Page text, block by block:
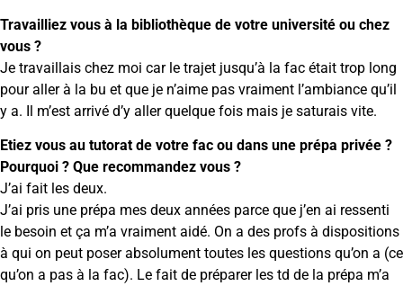
Travailliez vous à la bibliothèque de votre université ou chez
vous ?
Je travaillais chez moi car le trajet jusqu’à la fac était trop long
pour aller à la bu et que je n’aime pas vraiment l’ambiance qu’il
y a. Il m’est arrivé d’y aller quelque fois mais je saturais vite.
Etiez vous au tutorat de votre fac ou dans une prépa privée ?
Pourquoi ? Que recommandez vous ?
J’ai fait les deux.
J’ai pris une prépa mes deux années parce que j’en ai ressenti
le besoin et ça m’a vraiment aidé. On a des profs à dispositions
à qui on peut poser absolument toutes les questions qu’on a (ce
qu’on a pas à la fac). Le fait de préparer les td de la prépa m’a